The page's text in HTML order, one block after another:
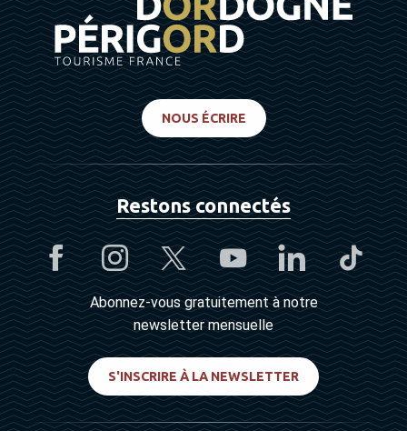
NOUS ÉCRIRE
Restons connectés
Abonnez-vous gratuitement à notre
newsletter mensuelle
S'INSCRIRE À LA NEWSLETTER